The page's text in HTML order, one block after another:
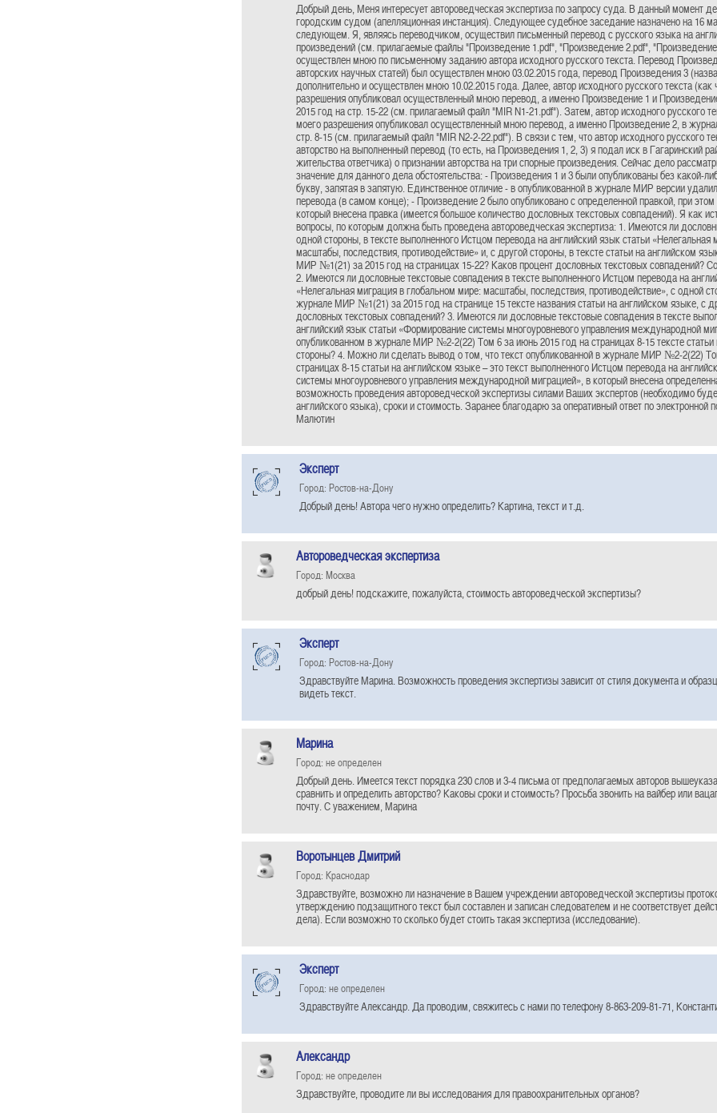
Добрый день, Меня интересует автороведческая экспертиза по запросу суда. В данный момент
городским судом (апелляционная инстанция). Следующее судебное заседание назначено на 16
следующем. Я, являясь переводчиком, осуществил письменный перевод с русского языка на
произведений (см. прилагаемые файлы "Произведение 1.pdf", "Произведение 2.pdf",
осуществлен мною по письменному заданию автора исходного русского текста. Перевод
авторских научных статей) был осуществлен мною 03.02.2015 года, перевод Произведения 3
дополнительно и осуществлен мною 10.02.2015 года. Далее, автор исходного русского текста (как
разрешения опубликовал осуществленный мною перевод, а именно Произведение 1 и
2015 год на стр. 15-22 (см. прилагаемый файл "MIR N1-21.pdf"). Затем, автор исходного русского
моего разрешения опубликовал осуществленный мною перевод, а именно Произведение 2, в
стр. 8-15 (см. прилагаемый файл "MIR N2-2-22.pdf"). В связи с тем, что автор исходного русского
авторство на выполненный перевод (то есть, на Произведения 1, 2, 3) я подал иск в Гагаринский
жительства ответчика) о признании авторства на три спорные произведения. Сейчас дело
значение для данного дела обстоятельства: - Произведения 1 и 3 были опубликованы без какой-
букву, запятая в запятую. Единственное отличие - в опубликованной в журнале МИР версии
перевода (в самом конце); - Произведение 2 было опубликовано с определенной правкой, при
который внесена правка (имеется большое количество дословных текстовых совпадений). Я как
вопросы, по которым должна быть проведена автороведческая экспертиза: 1. Имеются ли
одной стороны, в тексте выполненного Истцом перевода на английский язык статьи
масштабы, последствия, противодействие» и, с другой стороны, в тексте статьи на английском
МИР №1(21) за 2015 год на страницах 15-22? Каков процент дословных текстовых совпадений?
2. Имеются ли дословные текстовые совпадения в тексте выполненного Истцом перевода на
«Нелегальная миграция в глобальном мире: масштабы, последствия, противодействие», с одной
журнале МИР №1(21) за 2015 год на странице 15 тексте названия статьи на английском языке, с
дословных текстовых совпадений? 3. Имеются ли дословные текстовые совпадения в тексте
английский язык статьи «Формирование системы многоуровневого управления международной
опубликованном в журнале МИР №2-2(22) Том 6 за июнь 2015 год на страницах 8-15 тексте статьи
стороны? 4. Можно ли сделать вывод о том, что текст опубликованной в журнале МИР №2-2(22)
страницах 8-15 статьи на английском языке – это текст выполненного Истцом перевода на
системы многоуровневого управления международной миграцией», в который внесена
возможность проведения автороведческой экспертизы силами Ваших экспертов (необходимо
английского языка), сроки и стоимость. Заранее благодарю за оперативный ответ по
Малютин
Эксперт
Город: Ростов-на-Дону
Добрый день! Автора чего нужно определить? Картина, текст и т.д.
Автороведческая экспертиза
Город: Москва
добрый день! подскажите, пожалуйста, стоимость автороведческой экспертизы?
Эксперт
Город: Ростов-на-Дону
Здравствуйте Марина. Возможность проведения экспертизы зависит от стиля документа и
видеть текст.
Марина
Город: не определен
Добрый день. Имеется текст порядка 230 слов и 3-4 письма от предполагаемых авторов
сравнить и определить авторство? Каковы сроки и стоимость? Просьба звонить на вайбер или
почту. С уважением, Марина
Воротынцев Дмитрий
Город: Краснодар
Здравствуйте, возможно ли назначение в Вашем учреждении автороведческой экспертизы
утверждению подзащитного текст был составлен и записан следователем и не соответствует
дела). Если возможно то сколько будет стоить такая экспертиза (исследование).
Эксперт
Город: не определен
Здравствуйте Александр. Да проводим, свяжитесь с нами по телефону 8-863-209-81-71,
Александр
Город: не определен
Здравствуйте, проводите ли вы исследования для правоохранительных органов?